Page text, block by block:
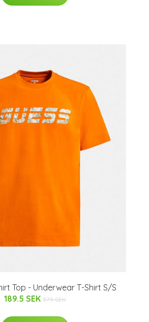
Top - Underwear T-Shirt S/S
189.5 SEK 379 SEK